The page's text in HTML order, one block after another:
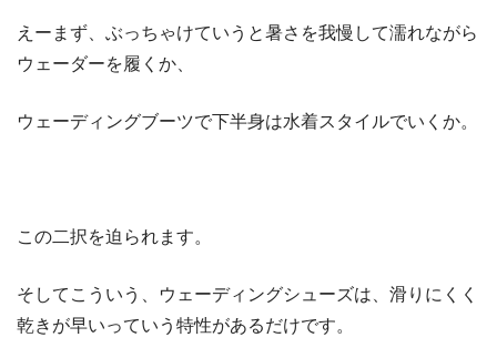
えーまず、ぶっちゃけていうと暑さを我慢して濡れながら
ウェーダーを履くか、
ウェーディングブーツで下半身は水着スタイルでいくか。
この二択を迫られます。
そしてこういう、ウェーディングシューズは、滑りにくく
乾きが早いっていう特性があるだけです。